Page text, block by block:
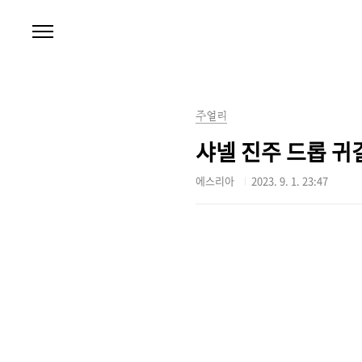
주얼리
샤넬 진주 드롭
에스리아 2023. 9. 1. 23:47